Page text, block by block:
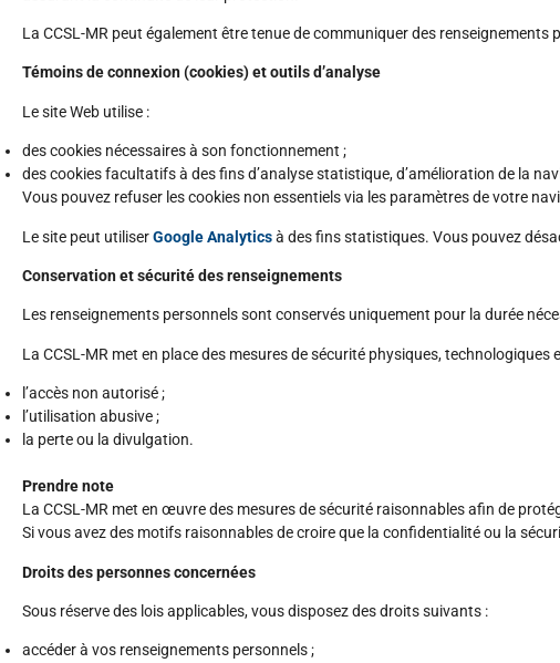
La CCSL-MR peut également être tenue de communiquer des
Témoins de connexion (cookies) et outils d’analyse
Le site Web utilise :
des cookies nécessaires à son fonctionnement ;
des cookies facultatifs à des fins d’analyse statistique, d’amélioration de la
Vous pouvez refuser les cookies non essentiels via les paramètres de votre
Le site peut utiliserGoogle Analyticsà des fins statistiques. Vous pouvez
Conservation et sécurité des renseignements
Les renseignements personnels sont conservés uniquement pour la durée
La CCSL-MR met en place des mesures de sécurité physiques, technologiques
l’accès non autorisé ;
l’utilisation abusive ;
la perte ou la divulgation.
Prendre note
La CCSL-MR met en œuvre des mesures de sécurité raisonnables afin de
Si vous avez des motifs raisonnables de croire que la confidentialité ou la
Droits des personnes concernées
Sous réserve des lois applicables, vous disposez des droits suivants :
accéder à vos renseignements personnels ;